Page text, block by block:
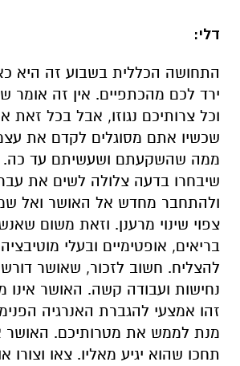
דלי:
התחושה הכללית בשבוע זה היא
ירד לכם מהכתפיים. אין זה אומר
וכל צרותיכם נגוזו, אבל בכל זאת
שכשיו אתם מסוגלים לקדם את
ממה שהשקעתם ושעשיתם עד כה.
שיבחרו בדעה צלולה לשים את
ולהתחבר מחדש אל האושר ואל
צפוי שינוי מרענן. וזאת משום
בריאים, אופטימיים ובעלי
להצליח. חשוב לזכור, שאושר
נחישות ועבודה קשה. האושר אינו
זהו אמצעי להגברת האנרגיה
מנת לממש את מטרותיכם. האושר
תחכו שהוא יגיע מאליו. צאו וצורו